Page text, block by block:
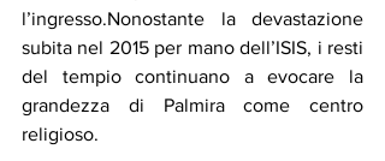
l’ingresso.Nonostante la devastazione
subita nel 2015 per mano dell’ISIS, i resti
del tempio continuano a evocare la
grandezza di Palmira come centro
religioso.